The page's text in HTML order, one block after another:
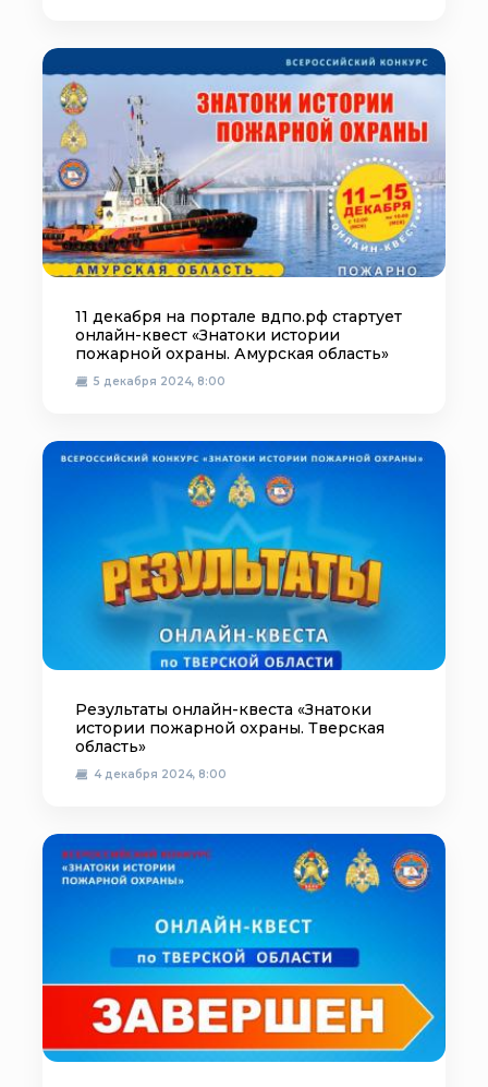
11 декабря на портале вдпо.рф стартует
онлайн-квест «Знатоки истории
пожарной охраны. Амурская область»
5 декабря 2024, 8:00
Результаты онлайн-квеста «Знатоки
истории пожарной охраны. Тверская
область»
4 декабря 2024, 8:00